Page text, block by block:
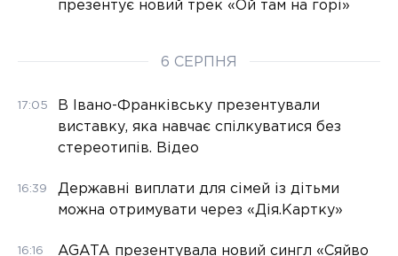
презентує новий трек «Ой там на горі»
6 СЕРПНЯ
17:05
В Івано-Франківську презентували
виставку, яка навчає спілкуватися без
стереотипів. Відео
16:39
Державні виплати для сімей із дітьми
можна отримувати через «Дія.Картку»
16:16
AGATA презентувала новий сингл «Сяйво